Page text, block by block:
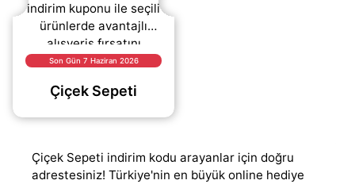
indirim kuponu ile seçili
ürünlerde avantajlı
alışveriş fırsatını
kaçırmayın. Yukarıda
yararlanmak için “KODU
Son Gün 7 Haziran 2026
Çiçek Sepeti
Çiçek Sepeti indirim kodu arayanlar için doğru
adrestesiniz! Türkiye'nin en büyük online hediye